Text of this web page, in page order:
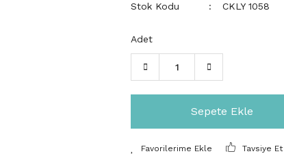
Stok Kodu
CKLY 1058
Adet
Sepete Ekle
Tavsiye Et